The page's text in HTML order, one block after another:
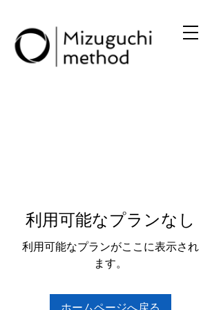
利用可能なプランなし
利用可能なプランがここに表示され
ます。
ホームページへ戻る